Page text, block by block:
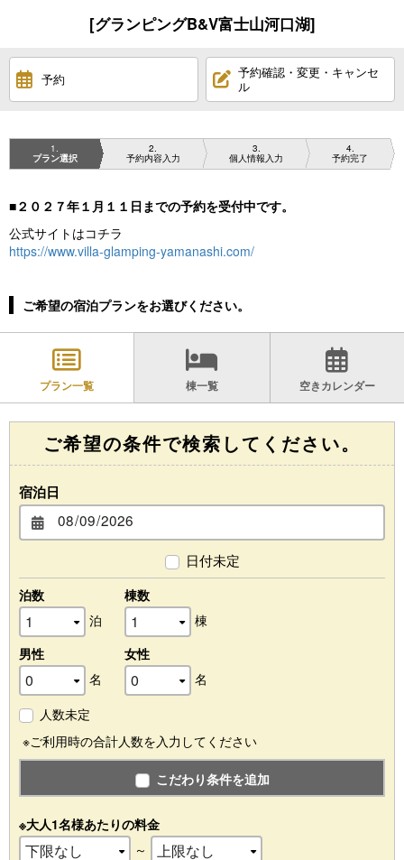
[グランピングB&V富士山河口湖]
予約
予約確認・変更・キャンセ
ル
1
プラン選択
2
予約内容入力
3
個人情報入力
4
予約完了
■２０２７年１月１１日までの予約を受付中です。
公式サイトはコチラ
https://www.villa-glamping-yamanashi.com/
ご希望の宿泊プランをお選びください。
プラン一覧 棟一覧 空きカレンダー
ご希望の条件で検索してください。
宿泊日
日付未定
泊数
泊
棟数
棟
男性
名
女性
名
人数未定
※ご利用時の合計人数を入力してください
こだわり条件を追加
※大人1名様あたりの料金
～